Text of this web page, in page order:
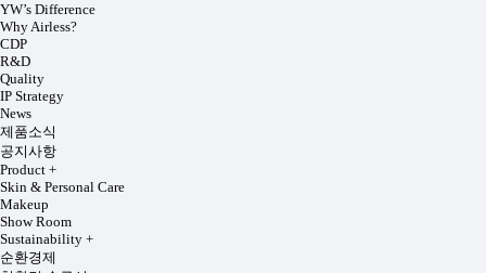
YW’s Difference
Why Airless?
CDP
R&D
Quality
IP Strategy
News
제품소식
공지사항
Product +
Skin & Personal Care
Makeup
Show Room
Sustainability +
순환경제